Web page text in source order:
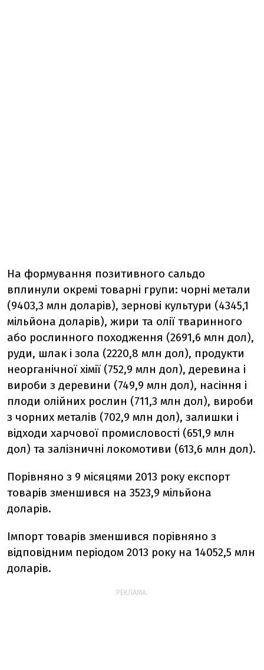
На формування позитивного сальдо
вплинули окремі товарні групи: чорні метали
(9403,3 млн доларів), зернові культури (4345,1
мільйона доларів), жири та олії тваринного
або рослинного походження (2691,6 млн дол),
руди, шлак і зола (2220,8 млн дол), продукти
неорганічної хімії (752,9 млн дол), деревина і
вироби з деревини (749,9 млн дол), насіння і
плоди олійних рослин (711,3 млн дол), вироби
з чорних металів (702,9 млн дол), залишки і
відходи харчової промисловості (651,9 млн
дол) та залізничні локомотиви (613,6 млн дол).
Порівняно з 9 місяцями 2013 року експорт
товарів зменшився на 3523,9 мільйона
доларів.
Імпорт товарів зменшився порівняно з
відповідним періодом 2013 року на 14052,5 млн
доларів.
РЕКЛАМА: